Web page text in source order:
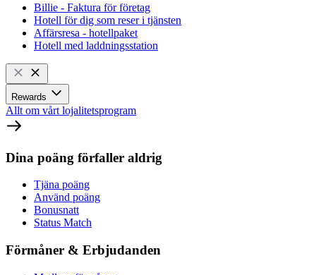
Billie - Faktura för företag
Hotell för dig som reser i tjänsten
Affärsresa - hotellpaket
Hotell med laddningsstation
Rewards
Allt om vårt lojalitetsprogram
Dina poäng förfaller aldrig
Tjäna poäng
Använd poäng
Bonusnatt
Status Match
Förmåner & Erbjudanden